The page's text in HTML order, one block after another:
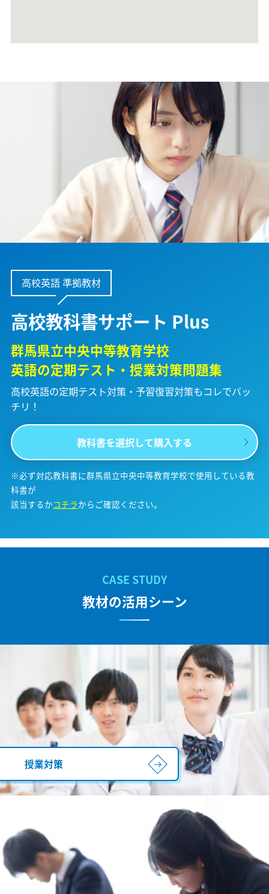
高校英語 準拠教材
高校教科書サポート Plus
群馬県立中央中等教育学校
英語の定期テスト・授業対策問題集
高校英語の定期テスト対策・予習復習対策もコレでバッ
チリ！
教科書を選択して購入する
※必ず対応教科書に群馬県立中央中等教育学校で使用している教
科書が
該当するかコチラからご確認ください。
教材の活用シーン
授業対策